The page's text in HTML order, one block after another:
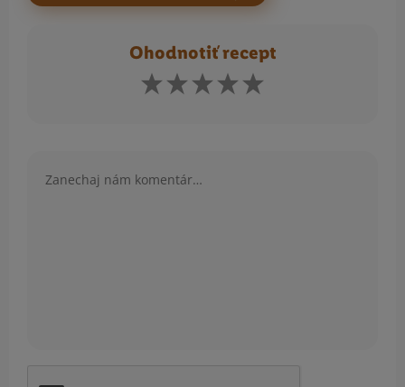
Ohodnotiť recept